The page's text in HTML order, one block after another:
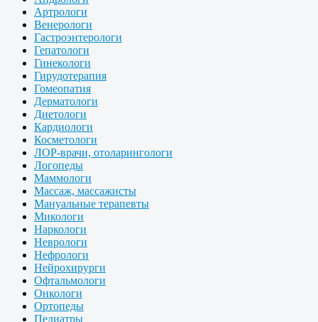
Артрологи
Венерологи
Гастроэнтерологи
Гепатологи
Гинекологи
Гирудотерапия
Гомеопатия
Дерматологи
Диетологи
Кардиологи
Косметологи
ЛОР-врачи, отоларингологи
Логопеды
Маммологи
Массаж, массажисты
Мануальные терапевты
Микологи
Наркологи
Неврологи
Нефрологи
Нейрохирурги
Офтальмологи
Онкологи
Ортопеды
Педиатры